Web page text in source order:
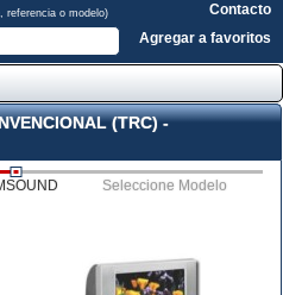
referencia o modelo)
Contacto
Agregar a favoritos
(TRC) -
Seleccione Modelo